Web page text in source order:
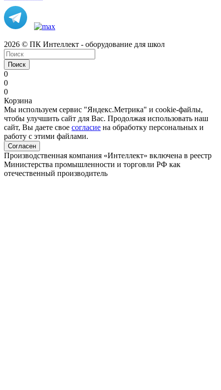
2026 © ПК Интеллект - оборудование для школ
Поиск
0
0
0
Корзина
Мы используем сервис "Яндекс.Метрика" и cookie-файлы,
чтобы улучшить сайт для Вас. Продолжая использовать наш
сайт, Вы даете свое согласие на обработку персональных и
работу с этими файлами.
Согласен
Производственная компания «Интеллект» включена в реестр
Министерства промышленности и торговли РФ как
отечественный производитель